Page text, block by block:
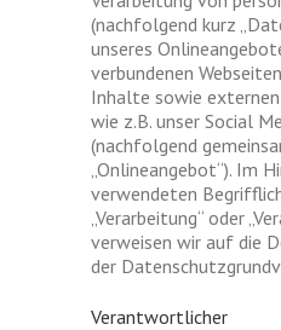
(nachfolgend kurz
unseres
verbundenen
Inhalte sowie externen
wie z.B. unser Social
(nachfolgend
„Onlineangebot“). Im
verwendeten
„Verarbeitung“ oder
verweisen wir auf die
der
Verantwortlicher